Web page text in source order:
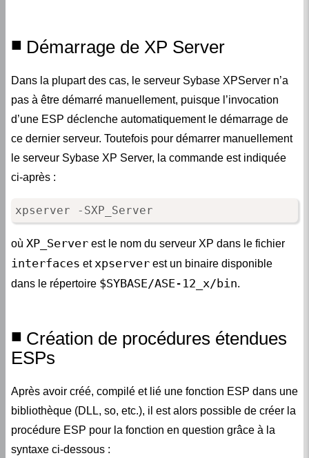
Démarrage de XP Server
Dans la plupart des cas, le serveur Sybase XPServer n’a
pas à être démarré manuellement, puisque l’invocation
d’une ESP déclenche automatiquement le démarrage de
ce dernier serveur. Toutefois pour démarrer manuellement
le serveur Sybase XP Server, la commande est indiquée
ci-après :
xpserver -SXP_Server
où XP_Server est le nom du serveur XP dans le fichier
interfaces et xpserver est un binaire disponible
dans le répertoire $SYBASE/ASE-12_x/bin.
Création de procédures étendues
ESPs
Après avoir créé, compilé et lié une fonction ESP dans une
bibliothèque (DLL, so, etc.), il est alors possible de créer la
procédure ESP pour la fonction en question grâce à la
syntaxe ci-dessous :